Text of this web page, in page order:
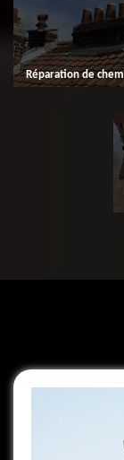
Réparation de